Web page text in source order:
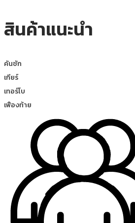
สินค้าแนะนำ
คันชัก
เกียร์
เทอร์โบ
เฟืองท้าย